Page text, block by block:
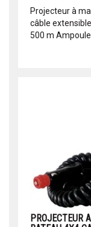
Projecteur à
câble
500 m
PROJECTEUR